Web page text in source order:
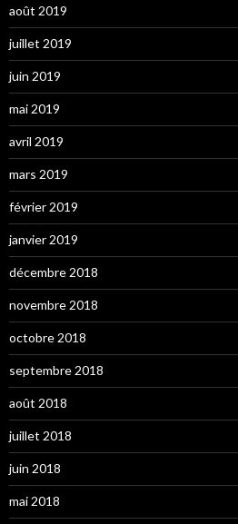
août 2019
juillet 2019
juin 2019
mai 2019
avril 2019
mars 2019
février 2019
janvier 2019
décembre 2018
novembre 2018
octobre 2018
septembre 2018
août 2018
juillet 2018
juin 2018
mai 2018